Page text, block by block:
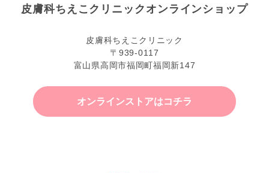
皮膚科ちえこクリニックオンラインショップ
皮膚科ちえこクリニック
〒939-0117
富山県高岡市福岡町福岡新147
オンラインストアはコチラ